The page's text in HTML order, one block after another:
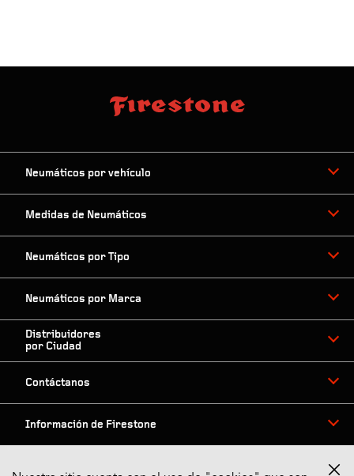
Neumáticos por vehículo
Medidas de Neumáticos
Neumáticos por Tipo
Neumáticos por Marca
Distribuidores
por Ciudad
Contáctanos
Información de Firestone